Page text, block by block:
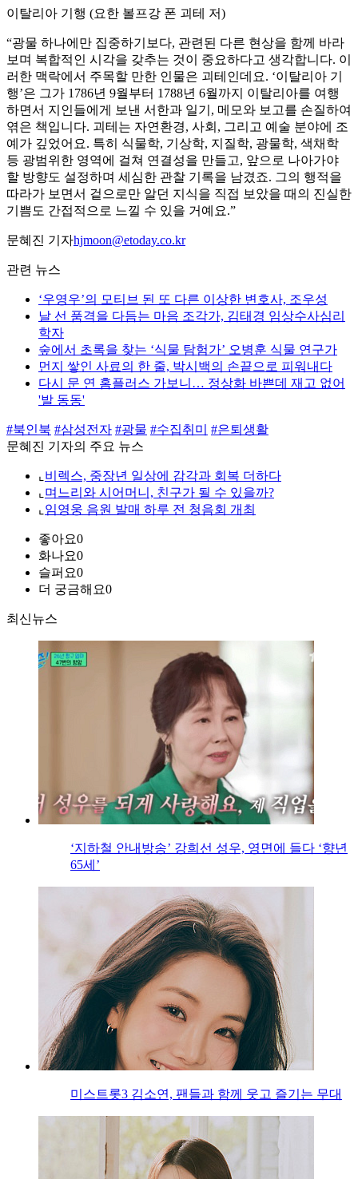
이탈리아 기행 (요한 볼프강 폰 괴테 저)
“광물 하나에만 집중하기보다, 관련된 다른 현상을 함께 바라
보며 복합적인 시각을 갖추는 것이 중요하다고 생각합니다. 이
러한 맥락에서 주목할 만한 인물은 괴테인데요. ‘이탈리아 기
행’은 그가 1786년 9월부터 1788년 6월까지 이탈리아를 여행
하면서 지인들에게 보낸 서한과 일기, 메모와 보고를 손질하여
엮은 책입니다. 괴테는 자연환경, 사회, 그리고 예술 분야에 조
예가 깊었어요. 특히 식물학, 기상학, 지질학, 광물학, 색채학
등 광범위한 영역에 걸쳐 연결성을 만들고, 앞으로 나아가야
할 방향도 설정하며 세심한 관찰 기록을 남겼죠. 그의 행적을
따라가 보면서 겉으로만 알던 지식을 직접 보았을 때의 진실한
기쁨도 간접적으로 느낄 수 있을 거예요.”
문혜진 기자hjmoon@etoday.co.kr
관련 뉴스
‘우영우’의 모티브 된 또 다른 이상한 변호사, 조우성
날 선 품격을 다듬는 마음 조각가, 김태경 임상수사심리
학자
숲에서 초록을 찾는 ‘식물 탐험가’ 오병훈 식물 연구가
먼지 쌓인 사료의 한 줄, 박시백의 손끝으로 피워내다
다시 문 연 홈플러스 가보니… 정상화 바쁜데 재고 없어
'발 동동'
#북인북 #삼성전자 #광물 #수집취미
#은퇴생활
문혜진 기자의 주요 뉴스
⌞ 비렉스, 중장년 일상에 감각과 회복 더하다
⌞ 며느리와 시어머니, 친구가 될 수 있을까?
⌞ 임영웅 음원 발매 하루 전 청음회 개최
좋아요0
화나요0
슬퍼요0
더 궁금해요0
최신뉴스
‘지하철 안내방송’ 강희선 성우, 영면에 들다 ‘향년
65세’
미스트롯3 김소연, 팬들과 함께 웃고 즐기는 무대